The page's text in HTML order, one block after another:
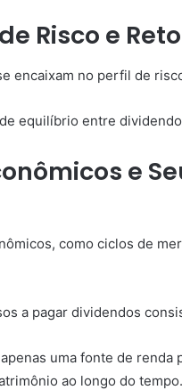
Risco e
encaixam no perfil de
equilíbrio entre
e
como ciclos de
a pagar dividendos
uma fonte de renda
ao longo do